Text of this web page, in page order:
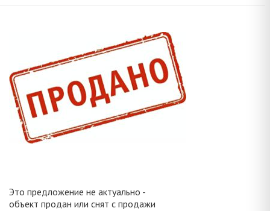
Это предложение не актуально -
объект продан или снят с продажи